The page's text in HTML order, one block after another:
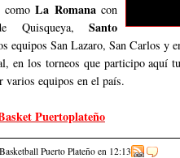
comoLa Romanacon
Quisqueya, Santo
equipos San Lazaro, San Carlos y
en los torneos que participo aquí
varios equipos en el país.
Puertoplateño
Puerto Plateño en 12:13